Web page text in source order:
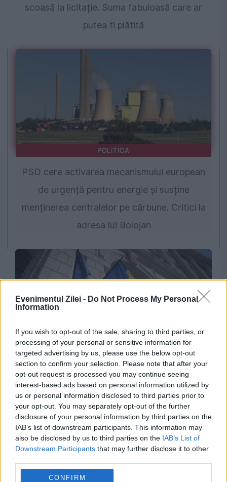
Evenimentul Zilei - Do Not Process My Personal
Information
If you wish to opt-out of the sale, sharing to third parties, or
processing of your personal or sensitive information for
targeted advertising by us, please use the below opt-out
section to confirm your selection. Please note that after your
opt-out request is processed you may continue seeing
interest-based ads based on personal information utilized by
us or personal information disclosed to third parties prior to
your opt-out. You may separately opt-out of the further
disclosure of your personal information by third parties on the
IAB’s list of downstream participants. This information may
also be disclosed by us to third parties on the IAB’s List of
Downstream Participants that may further disclose it to other
CONFIRM
scoasă la licitație. Suma fabuloasă care ar
putea fi plătită
POLITICA
PSD cere activarea mecanismului european
de urgență pentru energie și susține
menținerea centralelor pe cărbune. Critici la
adresa lui Bolojan
ECONOMIE
România evită retrogradarea, potrivit surselor.
Ratingul țării ar urma să fie menținut de
Moody’s